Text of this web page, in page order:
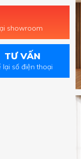
showroom
TƯ VẤN
lại số điện thoại